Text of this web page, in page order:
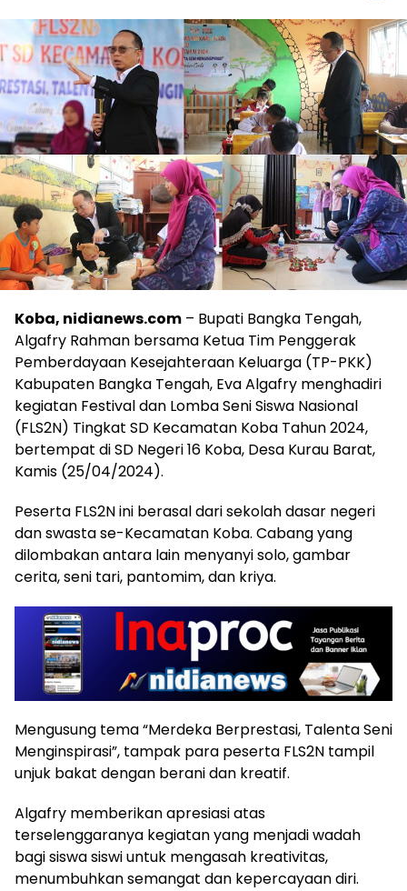
Koba, nidianews.com – Bupati Bangka Tengah,
Algafry Rahman bersama Ketua Tim Penggerak
Pemberdayaan Kesejahteraan Keluarga (TP-PKK)
Kabupaten Bangka Tengah, Eva Algafry menghadiri
kegiatan Festival dan Lomba Seni Siswa Nasional
(FLS2N) Tingkat SD Kecamatan Koba Tahun 2024,
bertempat di SD Negeri 16 Koba, Desa Kurau Barat,
Kamis (25/04/2024).
Peserta FLS2N ini berasal dari sekolah dasar negeri
dan swasta se-Kecamatan Koba. Cabang yang
dilombakan antara lain menyanyi solo, gambar
cerita, seni tari, pantomim, dan kriya.
Mengusung tema “Merdeka Berprestasi, Talenta Seni
Menginspirasi”, tampak para peserta FLS2N tampil
unjuk bakat dengan berani dan kreatif.
Algafry memberikan apresiasi atas
terselenggaranya kegiatan yang menjadi wadah
bagi siswa siswi untuk mengasah kreativitas,
menumbuhkan semangat dan kepercayaan diri.